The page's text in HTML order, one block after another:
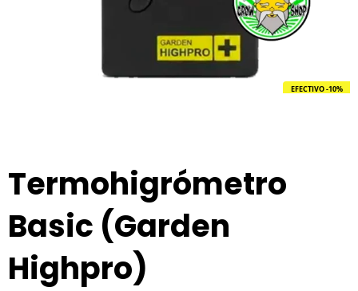
EFECTIVO -10%
Termohigrómetro
Basic (Garden
Highpro)